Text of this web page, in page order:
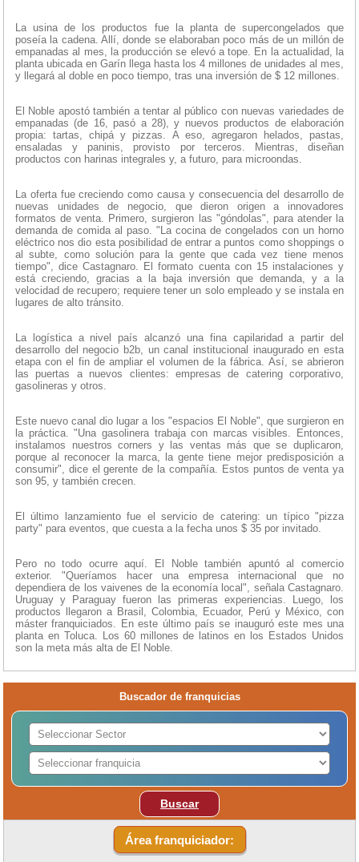
La usina de los productos fue la planta de supercongelados que
poseía la cadena. Allí, donde se elaboraban poco más de un millón de
empanadas al mes, la producción se elevó a tope. En la actualidad, la
planta ubicada en Garín llega hasta los 4 millones de unidades al mes,
y llegará al doble en poco tiempo, tras una inversión de $ 12 millones.
El Noble apostó también a tentar al público con nuevas variedades de
empanadas (de 16, pasó a 28), y nuevos productos de elaboración
propia: tartas, chipá y pizzas. A eso, agregaron helados, pastas,
ensaladas y paninis, provisto por terceros. Mientras, diseñan
productos con harinas integrales y, a futuro, para microondas.
La oferta fue creciendo como causa y consecuencia del desarrollo de
nuevas unidades de negocio, que dieron origen a innovadores
formatos de venta. Primero, surgieron las "góndolas", para atender la
demanda de comida al paso. "La cocina de congelados con un horno
eléctrico nos dio esta posibilidad de entrar a puntos como shoppings o
al subte, como solución para la gente que cada vez tiene menos
tiempo", dice Castagnaro. El formato cuenta con 15 instalaciones y
está creciendo, gracias a la baja inversión que demanda, y a la
velocidad de recupero; requiere tener un solo empleado y se instala en
lugares de alto tránsito.
La logística a nivel país alcanzó una fina capilaridad a partir del
desarrollo del negocio b2b, un canal institucional inaugurado en esta
etapa con el fin de ampliar el volumen de la fábrica. Así, se abrieron
las puertas a nuevos clientes: empresas de catering corporativo,
gasolineras y otros.
Este nuevo canal dio lugar a los "espacios El Noble", que surgieron en
la práctica. "Una gasolinera trabaja con marcas visibles. Entonces,
instalamos nuestros corners y las ventas más que se duplicaron,
porque al reconocer la marca, la gente tiene mejor predisposición a
consumir", dice el gerente de la compañía. Estos puntos de venta ya
son 95, y también crecen.
El último lanzamiento fue el servicio de catering: un típico "pizza
party" para eventos, que cuesta a la fecha unos $ 35 por invitado.
Pero no todo ocurre aquí. El Noble también apuntó al comercio
exterior. "Queríamos hacer una empresa internacional que no
dependiera de los vaivenes de la economía local", señala Castagnaro.
Uruguay y Paraguay fueron las primeras experiencias. Luego, los
productos llegaron a Brasil, Colombia, Ecuador, Perú y México, con
máster franquiciados. En este último país se inauguró este mes una
planta en Toluca. Los 60 millones de latinos en los Estados Unidos
son la meta más alta de El Noble.
Buscador de franquicias
Buscar
Área franquiciador: